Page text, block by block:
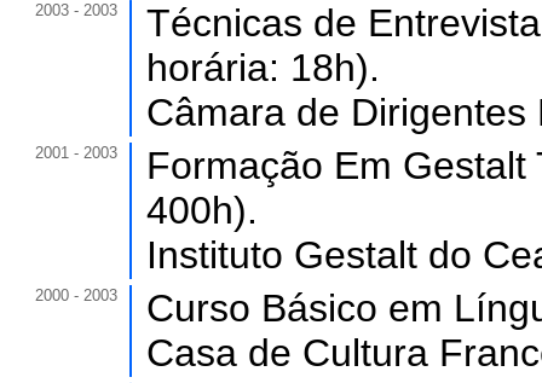
2003 - 2003
Técnicas de
horária: 18h).
Câmara de
2001 - 2003
Formação Em
400h).
Instituto Gestalt do
2000 - 2003
Curso Básico em
Casa de Cultura